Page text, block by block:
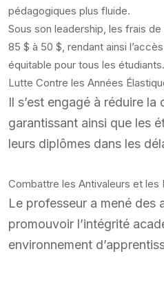
pédagogiques plus fluide.
Sous son leadership, les frais
85 $ à 50 $, rendant ainsi
équitable pour tous les étudiants.
Lutte Contre les Années
Il s’est engagé à réduire la
garantissant ainsi que les
leurs diplômes dans les
Combattre les Antivaleurs et les
Le professeur a mené des
promouvoir l’intégrité
environnement